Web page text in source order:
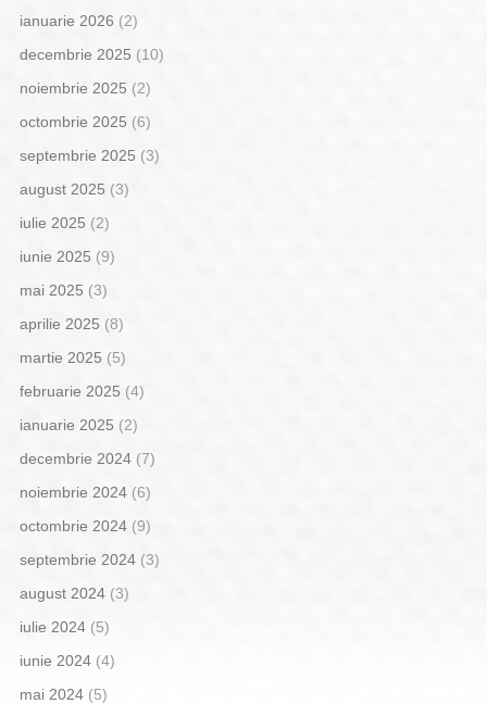
ianuarie 2026 (2)
decembrie 2025 (10)
noiembrie 2025 (2)
octombrie 2025 (6)
septembrie 2025 (3)
august 2025 (3)
iulie 2025 (2)
iunie 2025 (9)
mai 2025 (3)
aprilie 2025 (8)
martie 2025 (5)
februarie 2025 (4)
ianuarie 2025 (2)
decembrie 2024(7)
noiembrie 2024(6)
octombrie 2024(9)
septembrie 2024(3)
august 2024(3)
iulie 2024(5)
iunie 2024(4)
mai 2024(5)